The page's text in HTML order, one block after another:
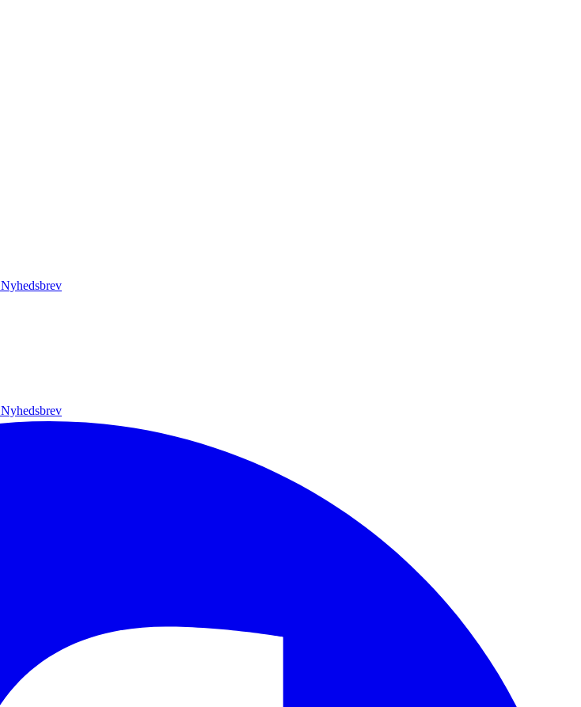
Nyhedsbrev
Nyhedsbrev